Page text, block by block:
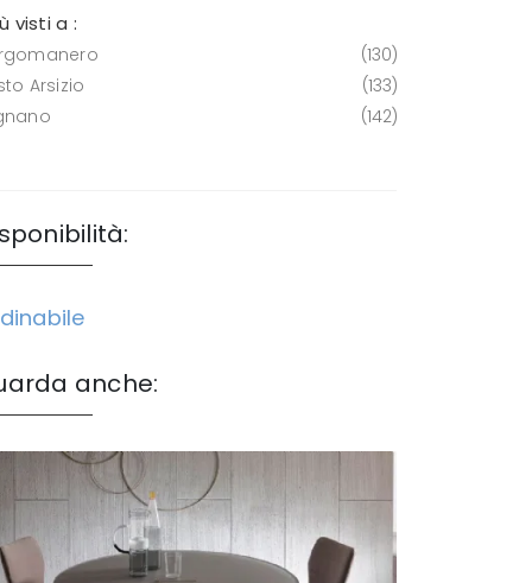
visti a :
130
Arsizio
133
142
anche: